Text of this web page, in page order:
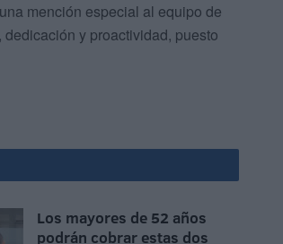
mención especial al equipo de
y proactividad, puesto
Los mayores de 52 años
podrán cobrar estas dos